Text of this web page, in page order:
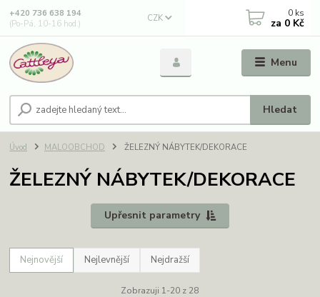
Menu
CZK
Hledat
+420 736 638 194
(Po-Pá, 10-16 hod.)
0 ks
za 0 Kč
Úvod MALOOBCHOD ŽELEZNÝ NÁBYTEK/DEKORACE
ŽELEZNÝ NÁBYTEK/DEKORACE
Upřesnit parametry
Nejnovější Nejlevnější Nejdražší
Zobrazuji 1-20 z 28